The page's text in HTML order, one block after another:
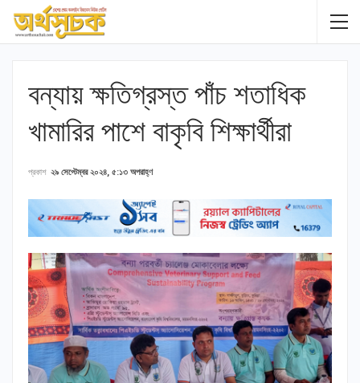
বন্যায় ক্ষতিগ্রস্ত পাঁচ শতাধিক
খামারির পাশে বাকৃবি শিক্ষার্থীরা
প্রকাশ ২৯ সেপ্টেম্বর ২০২৪, ৫:১৩ অপরাহ্ণ